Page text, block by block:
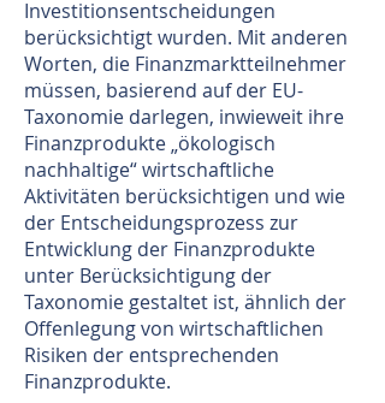
Investitionsentscheidungen
berücksichtigt wurden. Mit anderen
Worten, die Finanzmarktteilnehmer
müssen, basierend auf der EU-
Taxonomie darlegen, inwieweit ihre
Finanzprodukte „ökologisch
nachhaltige“ wirtschaftliche
Aktivitäten berücksichtigen und wie
der Entscheidungsprozess zur
Entwicklung der Finanzprodukte
unter Berücksichtigung der
Taxonomie gestaltet ist, ähnlich der
Offenlegung von wirtschaftlichen
Risiken der entsprechenden
Finanzprodukte.